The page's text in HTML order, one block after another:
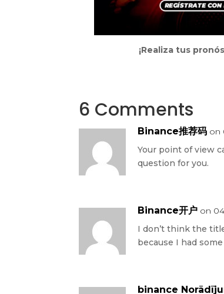
¡Realiza tus
6 Comments
Binance推荐码 on
Your point of view
question for you.
Binance开户 on
I don’t think the
because I had
binance